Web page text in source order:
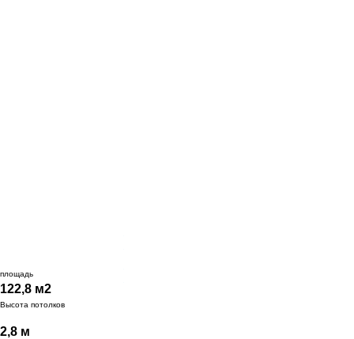
площадь
122,8 м2
Высота потолков
2,8 м